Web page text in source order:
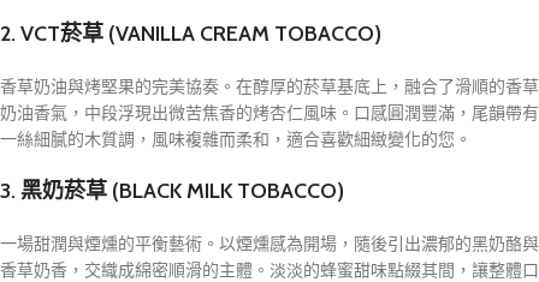
2. VCT菸草 (VANILLA CREAM TOBACCO)
香草奶油與烤堅果的完美協奏。在醇厚的菸草基底上，融合了滑順的香草
奶油香氣，中段浮現出微苦焦香的烤杏仁風味。口感圓潤豐滿，尾韻帶有
一絲細膩的木質調，風味複雜而柔和，適合喜歡細緻變化的您。
3. 黑奶菸草 (BLACK MILK TOBACCO)
一場甜潤與煙燻的平衡藝術。以煙燻感為開場，隨後引出濃郁的黑奶酪與
香草奶香，交織成綿密順滑的主體。淡淡的蜂蜜甜味點綴其間，讓整體口